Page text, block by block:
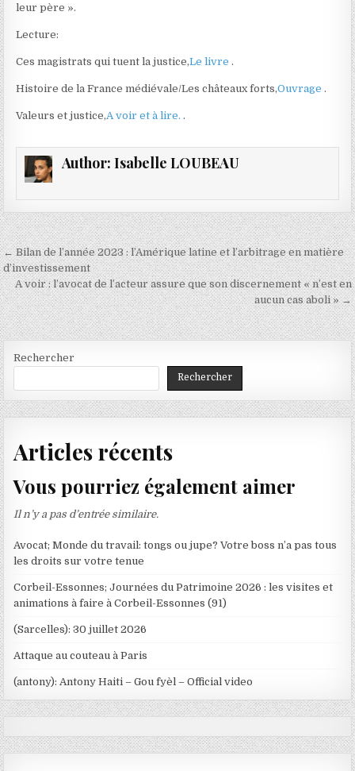
leur père ».
Lecture:
Ces magistrats qui tuent la justice,Le livre.
Histoire de la France médiévale/Les châteaux forts,Ouvrage.
Valeurs et justice,A voir et à lire..
Author: Isabelle LOUBEAU
Navigation
de
l’article
← Bilan de l’année 2023 : l’Amérique latine et l’arbitrage en matière
d’investissement
A voir : l’avocat de l’acteur assure que son discernement « n’est en
aucun cas aboli » →
Rechercher
Rechercher
Articles récents
Vous pourriez également aimer
Il n’y a pas d’entrée similaire.
Avocat; Monde du travail: tongs ou jupe? Votre boss n’a pas tous
les droits sur votre tenue
Corbeil-Essonnes; Journées du Patrimoine 2026 : les visites et
animations à faire à Corbeil-Essonnes (91)
(Sarcelles): 30 juillet 2026
Attaque au couteau à Paris
(antony): Antony Haiti – Gou fyèl – Official video